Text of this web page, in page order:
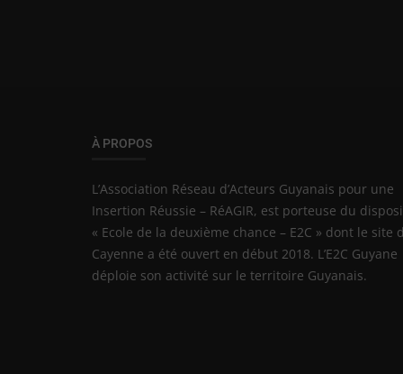
À PROPOS
L’Association Réseau d’Acteurs Guyanais pour une
Insertion Réussie – RéAGIR, est porteuse du
« Ecole de la deuxième chance – E2C » dont le site
Cayenne a été ouvert en début 2018. L’E2C Guyane
déploie son activité sur le territoire Guyanais.